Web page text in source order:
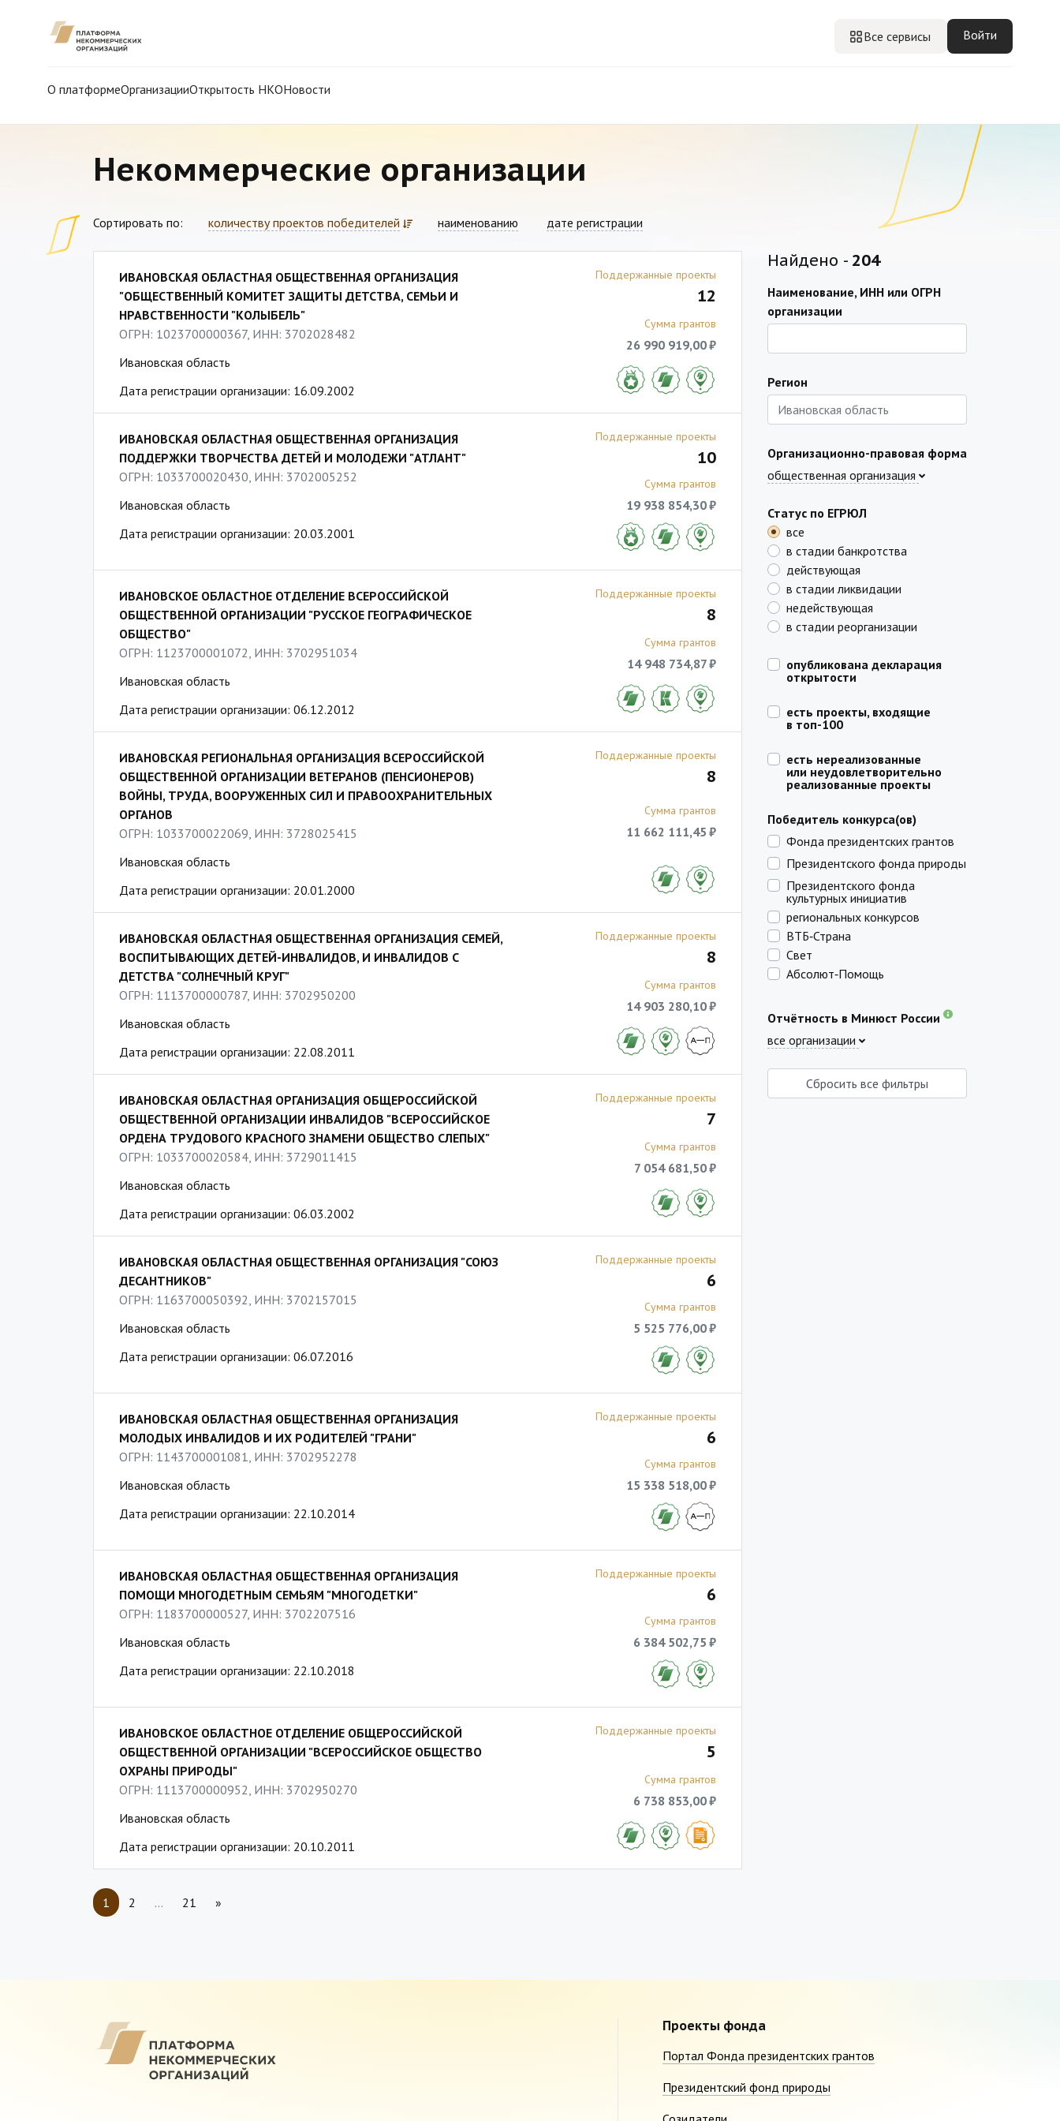
Все сервисы Войти
О платформеОрганизацииОткрытость НКОНовости
Некоммерческие организации
Сортировать по: количеству проектов победителей наименованию дате регистрации
ИВАНОВСКАЯ ОБЛАСТНАЯ ОБЩЕСТВЕННАЯ ОРГАНИЗАЦИЯ
"ОБЩЕСТВЕННЫЙ КОМИТЕТ ЗАЩИТЫ ДЕТСТВА, СЕМЬИ И
НРАВСТВЕННОСТИ "КОЛЫБЕЛЬ"
ОГРН: 1023700000367, ИНН: 3702028482
Ивановская область
Дата регистрации организации: 16.09.2002
Поддержанные проекты
12
Сумма грантов
26 990 919,00 ₽
ИВАНОВСКАЯ ОБЛАСТНАЯ ОБЩЕСТВЕННАЯ ОРГАНИЗАЦИЯ
ПОДДЕРЖКИ ТВОРЧЕСТВА ДЕТЕЙ И МОЛОДЕЖИ "АТЛАНТ"
ОГРН: 1033700020430, ИНН: 3702005252
Ивановская область
Дата регистрации организации: 20.03.2001
Поддержанные проекты
10
Сумма грантов
19 938 854,30 ₽
ИВАНОВСКОЕ ОБЛАСТНОЕ ОТДЕЛЕНИЕ ВСЕРОССИЙСКОЙ
ОБЩЕСТВЕННОЙ ОРГАНИЗАЦИИ "РУССКОЕ ГЕОГРАФИЧЕСКОЕ
ОБЩЕСТВО"
ОГРН: 1123700001072, ИНН: 3702951034
Ивановская область
Дата регистрации организации: 06.12.2012
Поддержанные проекты
8
Сумма грантов
14 948 734,87 ₽
ИВАНОВСКАЯ РЕГИОНАЛЬНАЯ ОРГАНИЗАЦИЯ ВСЕРОССИЙСКОЙ
ОБЩЕСТВЕННОЙ ОРГАНИЗАЦИИ ВЕТЕРАНОВ (ПЕНСИОНЕРОВ)
ВОЙНЫ, ТРУДА, ВООРУЖЕННЫХ СИЛ И ПРАВООХРАНИТЕЛЬНЫХ
ОРГАНОВ
ОГРН: 1033700022069, ИНН: 3728025415
Ивановская область
Дата регистрации организации: 20.01.2000
Поддержанные проекты
8
Сумма грантов
11 662 111,45 ₽
ИВАНОВСКАЯ ОБЛАСТНАЯ ОБЩЕСТВЕННАЯ ОРГАНИЗАЦИЯ СЕМЕЙ,
ВОСПИТЫВАЮЩИХ ДЕТЕЙ-ИНВАЛИДОВ, И ИНВАЛИДОВ С
ДЕТСТВА "СОЛНЕЧНЫЙ КРУГ"
ОГРН: 1113700000787, ИНН: 3702950200
Ивановская область
Дата регистрации организации: 22.08.2011
Поддержанные проекты
8
Сумма грантов
14 903 280,10 ₽
ИВАНОВСКАЯ ОБЛАСТНАЯ ОРГАНИЗАЦИЯ ОБЩЕРОССИЙСКОЙ
ОБЩЕСТВЕННОЙ ОРГАНИЗАЦИИ ИНВАЛИДОВ "ВСЕРОССИЙСКОЕ
ОРДЕНА ТРУДОВОГО КРАСНОГО ЗНАМЕНИ ОБЩЕСТВО СЛЕПЫХ"
ОГРН: 1033700020584, ИНН: 3729011415
Ивановская область
Дата регистрации организации: 06.03.2002
Поддержанные проекты
7
Сумма грантов
7 054 681,50 ₽
ИВАНОВСКАЯ ОБЛАСТНАЯ ОБЩЕСТВЕННАЯ ОРГАНИЗАЦИЯ "СОЮЗ
ДЕСАНТНИКОВ"
ОГРН: 1163700050392, ИНН: 3702157015
Ивановская область
Дата регистрации организации: 06.07.2016
Поддержанные проекты
6
Сумма грантов
5 525 776,00 ₽
ИВАНОВСКАЯ ОБЛАСТНАЯ ОБЩЕСТВЕННАЯ ОРГАНИЗАЦИЯ
МОЛОДЫХ ИНВАЛИДОВ И ИХ РОДИТЕЛЕЙ "ГРАНИ"
ОГРН: 1143700001081, ИНН: 3702952278
Ивановская область
Дата регистрации организации: 22.10.2014
Поддержанные проекты
6
Сумма грантов
15 338 518,00 ₽
ИВАНОВСКАЯ ОБЛАСТНАЯ ОБЩЕСТВЕННАЯ ОРГАНИЗАЦИЯ
ПОМОЩИ МНОГОДЕТНЫМ СЕМЬЯМ "МНОГОДЕТКИ"
ОГРН: 1183700000527, ИНН: 3702207516
Ивановская область
Дата регистрации организации: 22.10.2018
Поддержанные проекты
6
Сумма грантов
6 384 502,75 ₽
ИВАНОВСКОЕ ОБЛАСТНОЕ ОТДЕЛЕНИЕ ОБЩЕРОССИЙСКОЙ
ОБЩЕСТВЕННОЙ ОРГАНИЗАЦИИ "ВСЕРОССИЙСКОЕ ОБЩЕСТВО
ОХРАНЫ ПРИРОДЫ"
ОГРН: 1113700000952, ИНН: 3702950270
Ивановская область
Дата регистрации организации: 20.10.2011
Поддержанные проекты
5
Сумма грантов
6 738 853,00 ₽
Найдено - 204
Наименование, ИНН или ОГРН
организации
Регион
Организационно-правовая форма
общественная организация
Статус по ЕГРЮЛ
все
в стадии банкротства
действующая
в стадии ликвидации
недействующая
в стадии реорганизации
опубликована декларация
открытости
есть проекты, входящие
в топ-100
есть нереализованные
или неудовлетворительно
реализованные проекты
Победитель конкурса(ов)
Фонда президентских грантов
Президентского фонда природы
Президентского фонда
культурных инициатив
региональных конкурсов
ВТБ‑Страна
Свет
Абсолют‑Помощь
Отчётность в Минюст России
все организации
Сбросить все фильтры
1 2 … 21 »
Проекты фонда
Портал Фонда президентских грантов
Президентский фонд природы